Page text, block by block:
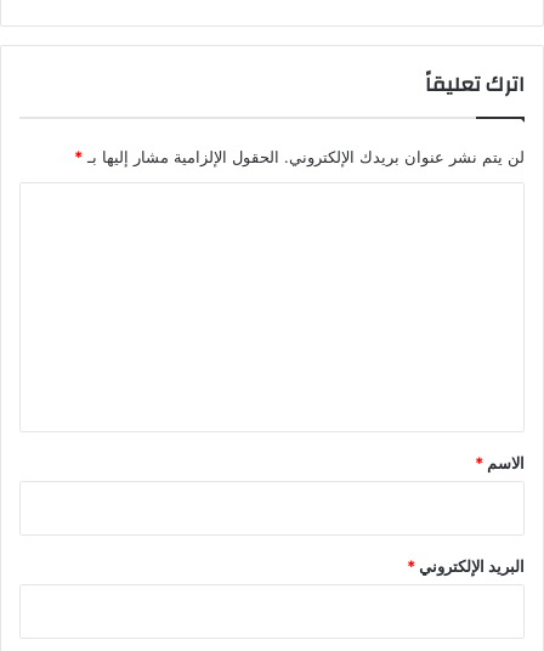
اترك تعليقاً
لن يتم نشر عنوان بريدك الإلكتروني. الحقول الإلزامية مشار إليها بـ *
*
الاسم *
البريد الإلكتروني*